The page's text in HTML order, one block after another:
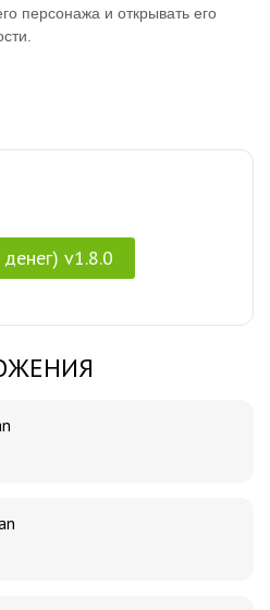
персонажа и открывать его
v1.8.0